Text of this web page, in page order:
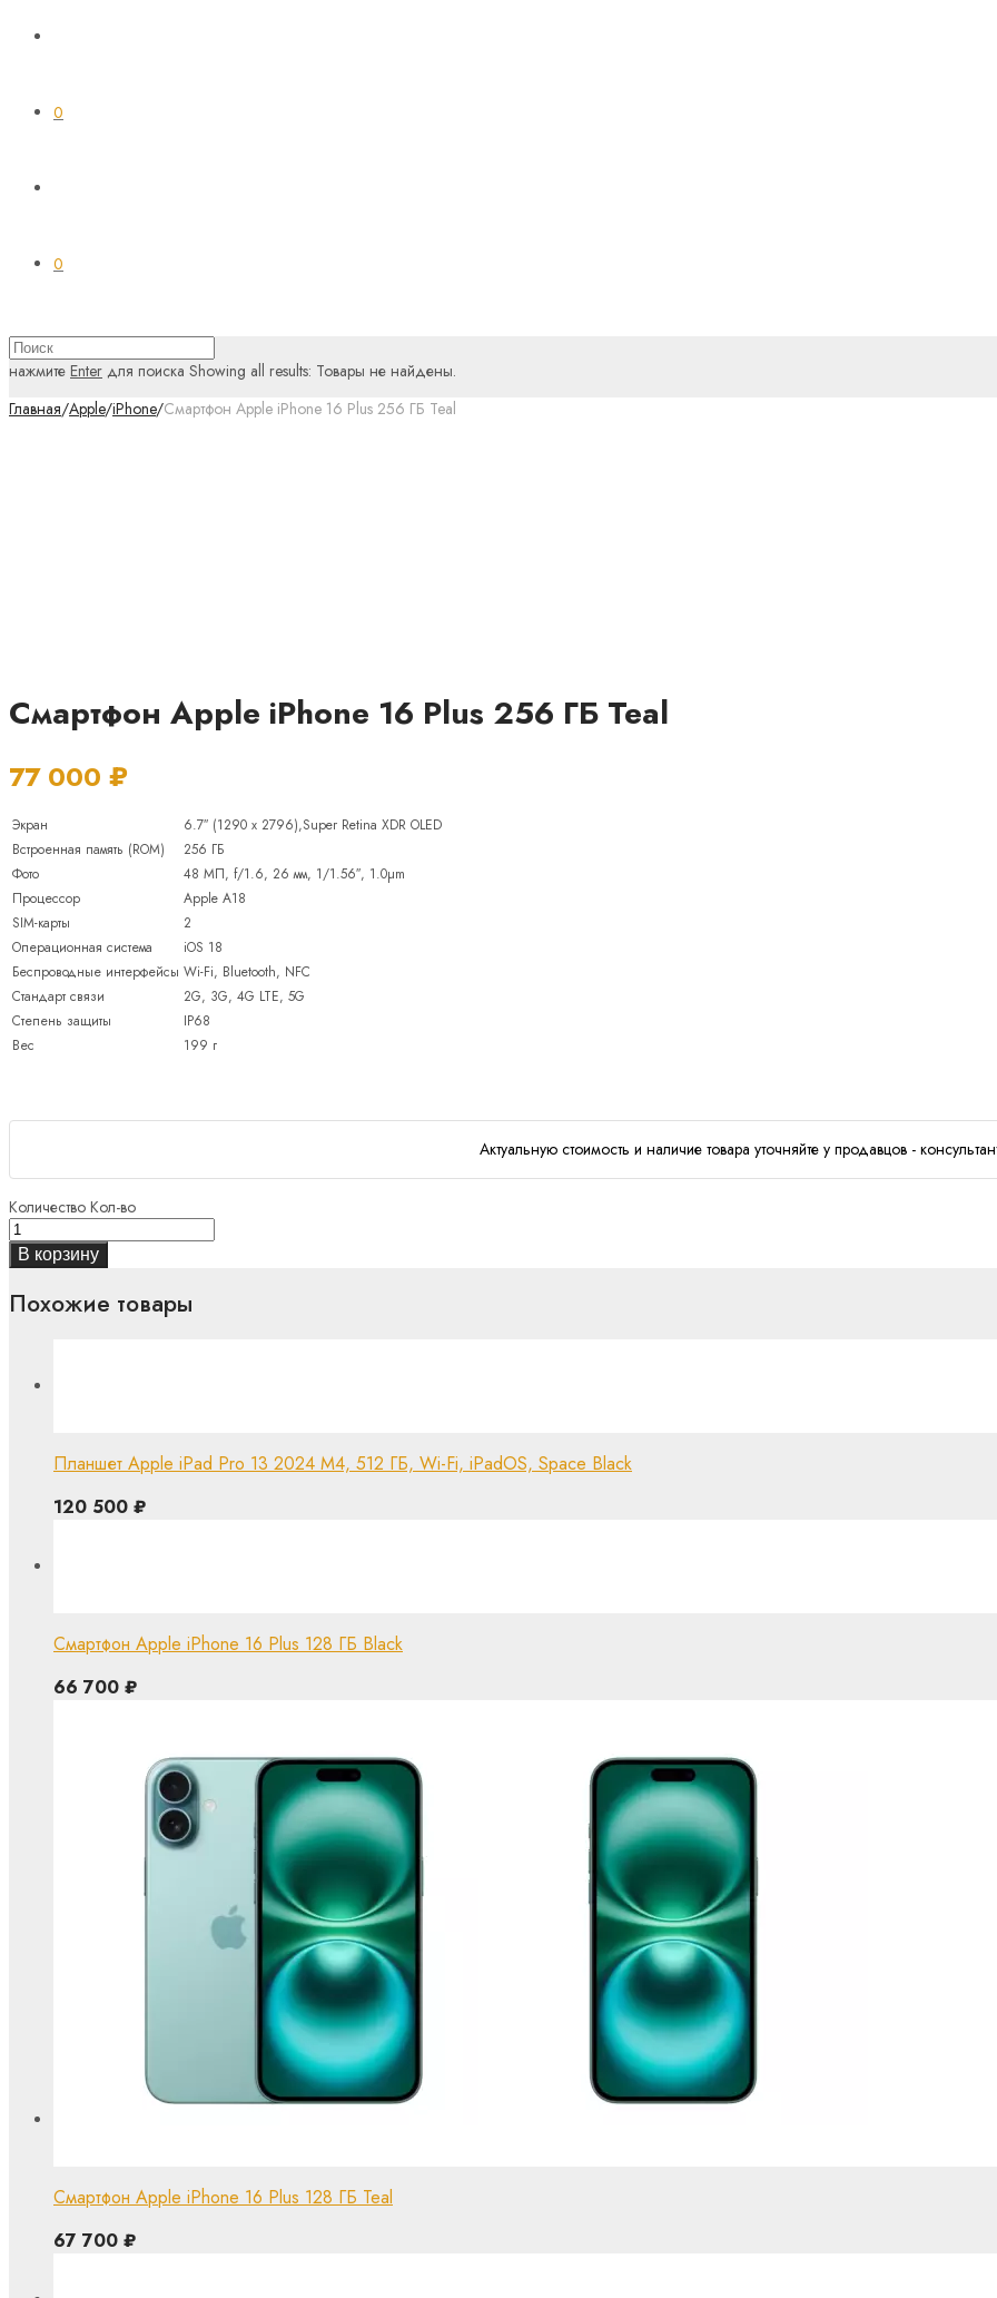
0
0
нажмите Enter для поиска Showing all results: Товары не найдены.
Главная/Apple/iPhone/Смартфон Apple iPhone 16 Plus 256 ГБ Teal
Смартфон Apple iPhone 16 Plus 256 ГБ Teal
77 000 ₽
Экран
6.7″ (1290 x 2796),Super Retina XDR OLED
Встроенная память (ROM)
256 ГБ
Фото
48 МП, f/1.6, 26 мм, 1/1.56″, 1.0µm
Процессор
Apple A18
SIM-карты
2
Операционная система
iOS 18
Беспроводные интерфейсы Wi-Fi, Bluetooth, NFC
Стандарт связи
2G, 3G, 4G LTE, 5G
Степень защиты
IP68
Вес
199 г
Актуальную стоимость и наличие товара уточняйте у продавцов -
Количество Кол-во
В корзину
Похожие товары
Планшет Apple iPad Pro 13 2024 M4, 512 ГБ, Wi-Fi, iPadOS, Space Black
120 500 ₽
Смартфон Apple iPhone 16 Plus 128 ГБ Black
66 700 ₽
Смартфон Apple iPhone 16 Plus 128 ГБ Teal
67 700 ₽